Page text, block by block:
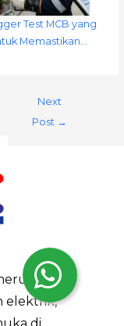
Test MCB yang
Memastikan…
Next
Post →
elektrik,
di